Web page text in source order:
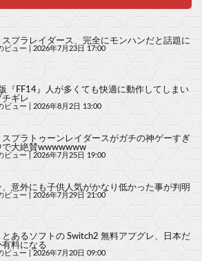
スプラレイダース、完全にモンハンだと話題に
ビュー 2026年7月23日 17:00
『FF14』人が多くても快適に動作してしまい
チギレ
ビュー 2026年8月2日 13:00
スプラトゥーンレイダースがガチの神ゲーすぎ
で大絶賛wwwwwww
ビュー 2026年7月25日 19:00
、意外にも子供人気がかなり低かった事が判明
ビュー |2026年7月29日 21:00
とあるソフトの Switch2 無料アプグレ、日本だ
有料になる
ビュー|2026年7月20日 09:00